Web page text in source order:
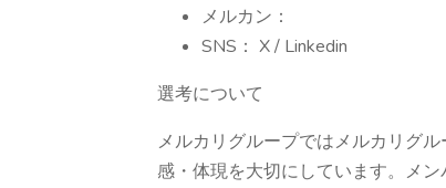
メルカン：
SNS： X / Linkedin
選考について
メルカリグループではメルカリグ
感・体現を大切にしています。メ